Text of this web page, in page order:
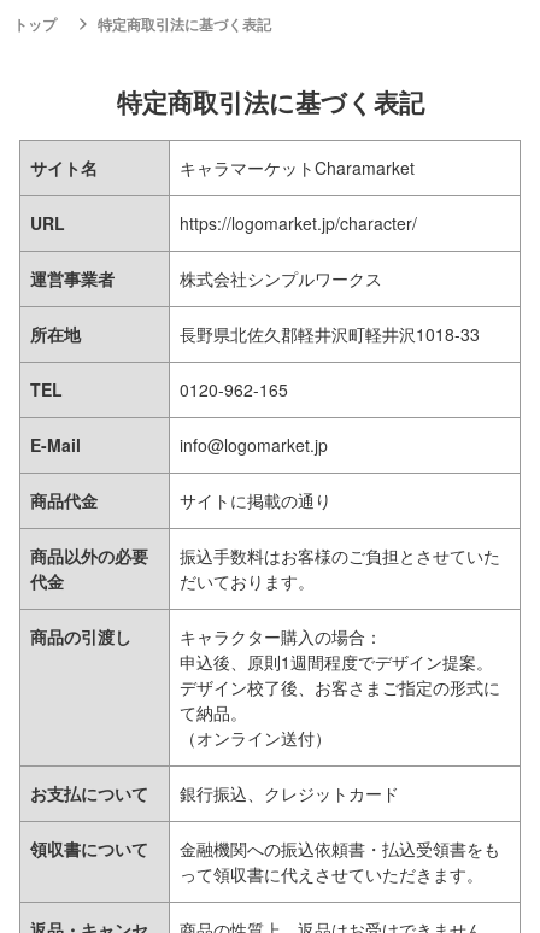
トップ 特定商取引法に基づく表記
特定商取引法に基づく表記
サイト名 キャラマーケットCharamarket
URL https://logomarket.jp/character/
運営事業者 株式会社シンプルワークス
所在地 長野県北佐久郡軽井沢町軽井沢1018-33
TEL 0120-962-165
E-Mail info@logomarket.jp
商品代金 サイトに掲載の通り
商品以外の必要
代金
振込手数料はお客様のご負担とさせていた
だいております。
商品の引渡し
キャラクター購入の場合：
申込後、原則1週間程度でデザイン提案。
デザイン校了後、お客さまご指定の形式に
て納品。
（オンライン送付）
お支払について 銀行振込、クレジットカード
領収書について
金融機関への振込依頼書・払込受領書をも
って領収書に代えさせていただきます。